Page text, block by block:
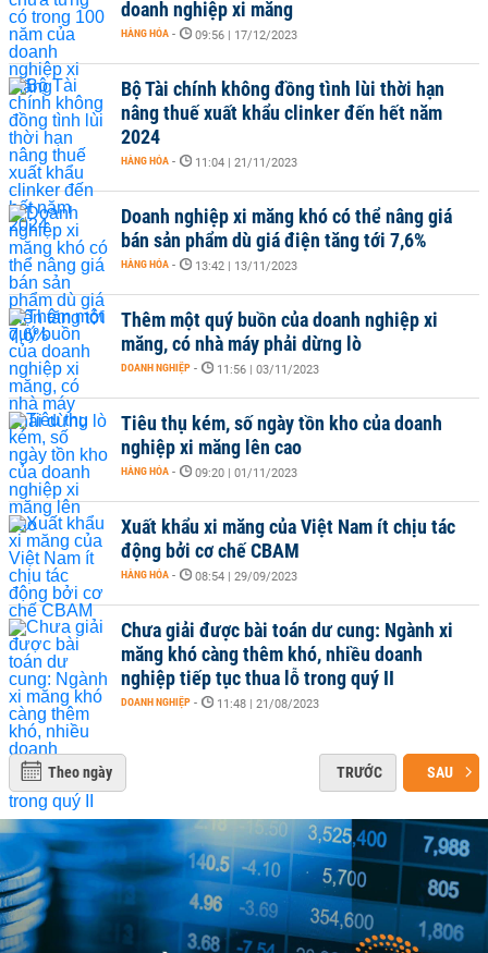
doanh nghiệp xi măng
HÀNG HÓA - 09:56 | 17/12/2023
Bộ Tài chính không đồng tình lùi thời hạn
nâng thuế xuất khẩu clinker đến hết năm
2024
HÀNG HÓA - 11:04 | 21/11/2023
Doanh nghiệp xi măng khó có thể nâng giá
bán sản phẩm dù giá điện tăng tới 7,6%
HÀNG HÓA - 13:42 | 13/11/2023
Thêm một quý buồn của doanh nghiệp xi
măng, có nhà máy phải dừng lò
DOANH NGHIỆP - 11:56 | 03/11/2023
Tiêu thụ kém, số ngày tồn kho của doanh
nghiệp xi măng lên cao
HÀNG HÓA - 09:20 | 01/11/2023
Xuất khẩu xi măng của Việt Nam ít chịu tác
động bởi cơ chế CBAM
HÀNG HÓA - 08:54 | 29/09/2023
Chưa giải được bài toán dư cung: Ngành xi
măng khó càng thêm khó, nhiều doanh
nghiệp tiếp tục thua lỗ trong quý II
DOANH NGHIỆP - 11:48 | 21/08/2023
Theo ngày TRƯỚC SAU